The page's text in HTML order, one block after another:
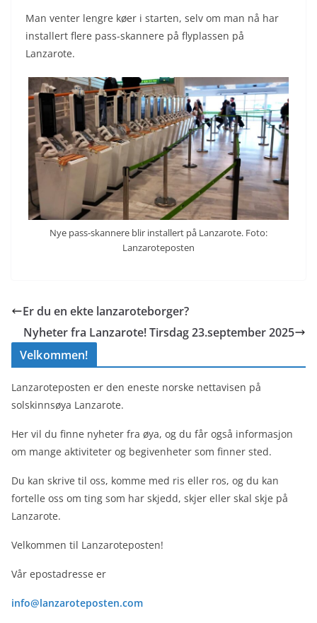
Man venter lengre køer i starten, selv om man nå har
installert flere pass-skannere på flyplassen på
Lanzarote.
Nye pass-skannere blir installert på Lanzarote. Foto:
Lanzaroteposten
Er du en ekte lanzaroteborger?
Nyheter fra Lanzarote! Tirsdag 23.september 2025
Velkommen!
Lanzaroteposten er den eneste norske nettavisen på
solskinnsøya Lanzarote.
Her vil du finne nyheter fra øya, og du får også informasjon
om mange aktiviteter og begivenheter som finner sted.
Du kan skrive til oss, komme med ris eller ros, og du kan
fortelle oss om ting som har skjedd, skjer eller skal skje på
Lanzarote.
Velkommen til Lanzaroteposten!
Vår epostadresse er
info@lanzaroteposten.com